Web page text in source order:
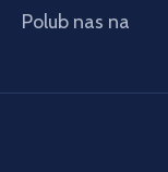
Polub nas na